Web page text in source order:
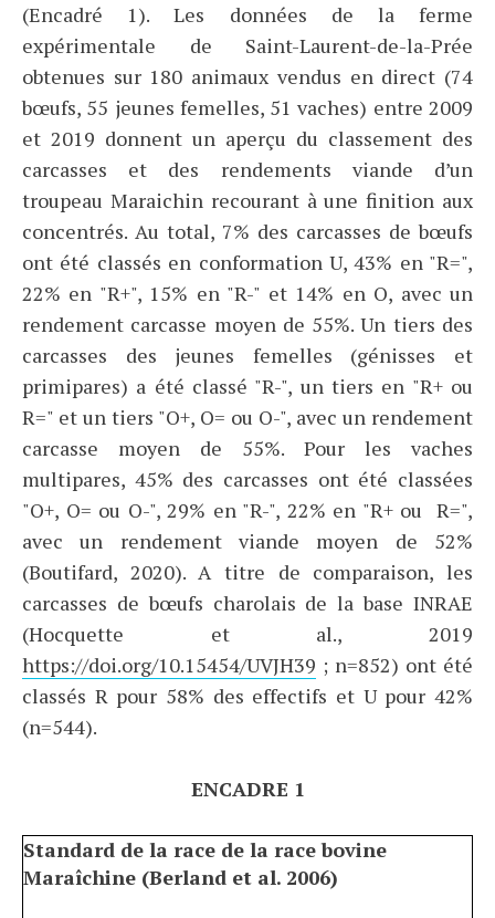
(Encadré 1). Les données de la ferme
expérimentale de Saint-Laurent-de-la-Prée
obtenues sur 180 animaux vendus en direct (74
bœufs, 55 jeunes femelles, 51 vaches) entre 2009
et 2019 donnent un aperçu du classement des
carcasses et des rendements viande d’un
troupeau Maraichin recourant à une finition aux
concentrés. Au total, 7% des carcasses de bœufs
ont été classés en conformation U, 43% en "R=",
22% en "R+", 15% en "R-" et 14% en O, avec un
rendement carcasse moyen de 55%. Un tiers des
carcasses des jeunes femelles (génisses et
primipares) a été classé "R-", un tiers en "R+ ou
R=" et un tiers "O+, O= ou O-", avec un rendement
carcasse moyen de 55%. Pour les vaches
multipares, 45% des carcasses ont été classées
"O+, O= ou O-", 29% en "R-", 22% en "R+ ou R=",
avec un rendement viande moyen de 52%
(Boutifard, 2020). A titre de comparaison, les
carcasses de bœufs charolais de la base INRAE
(Hocquette et al., 2019
https://doi.org/10.15454/UVJH39 ; n=852) ont été
classés R pour 58% des effectifs et U pour 42%
(n=544).
ENCADRE 1
Standard de la race de la race bovine
Maraîchine (Berland et al. 2006)